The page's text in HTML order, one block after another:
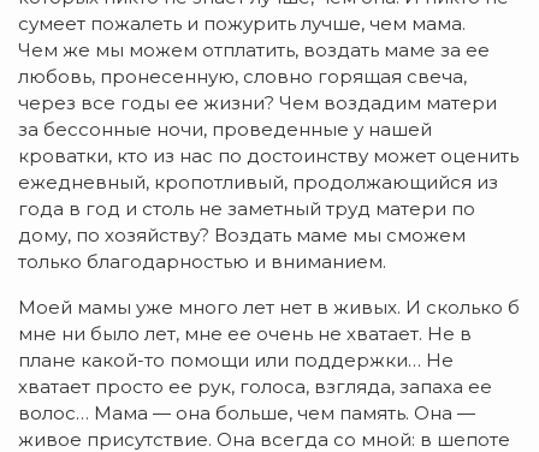
сумеет пожалеть и пожурить лучше, чем мама.
Чем же мы можем отплатить, воздать маме за ее
любовь, пронесенную, словно горящая свеча,
через все годы ее жизни? Чем воздадим матери
за бессонные ночи, проведенные у нашей
кроватки, кто из нас по достоинству может оценить
ежедневный, кропотливый, продолжающийся из
года в год и столь не заметный труд матери по
дому, по хозяйству? Воздать маме мы сможем
только благодарностью и вниманием.
Моей мамы уже много лет нет в живых. И сколько б
мне ни было лет, мне ее очень не хватает. Не в
плане какой-то помощи или поддержки… Не
хватает просто ее рук, голоса, взгляда, запаха ее
волос… Мама — она больше, чем память. Она —
живое присутствие. Она всегда со мной: в шепоте